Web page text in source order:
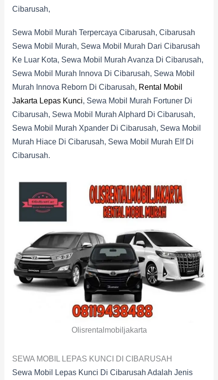
Cibarusah,
Sewa Mobil Murah Terpercaya Cibarusah, Cibarusah
Sewa Mobil Murah, Sewa Mobil Murah Dari Cibarusah
Ke Luar Kota, Sewa Mobil Murah Avanza Di Cibarusah,
Sewa Mobil Murah Innova Di Cibarusah, Sewa Mobil
Murah Innova Reborn Di Cibarusah, Rental Mobil
Jakarta Lepas Kunci, Sewa Mobil Murah Fortuner Di
Cibarusah, Sewa Mobil Murah Alphard Di Cibarusah,
Sewa Mobil Murah Xpander Di Cibarusah, Sewa Mobil
Murah Hiace Di Cibarusah, Sewa Mobil Murah Elf Di
Cibarusah.
Olisrentalmobiljakarta
SEWA MOBIL LEPAS KUNCI DI CIBARUSAH
Sewa Mobil Lepas Kunci Di Cibarusah Adalah Jenis